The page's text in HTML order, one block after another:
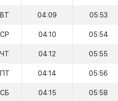
ВТ 04:09 05:53
СР 04:10 05:54
ЧТ 04:12 05:55
ПТ 04:14 05:56
СБ 04:15 05:58